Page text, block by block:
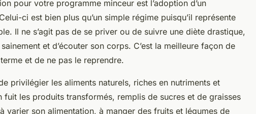
pour votre programme minceur est l’adoption d’un
ci est bien plus qu’un simple régime puisqu’il représente
Il ne s’agit pas de se priver ou de suivre une diète drastique,
et d’écouter son corps. C’est la meilleure façon de
et de ne pas le reprendre.
privilégier les aliments naturels, riches en nutriments et
fuit les produits transformés, remplis de sucres et de graisses
varier son alimentation, à manger des fruits et légumes de